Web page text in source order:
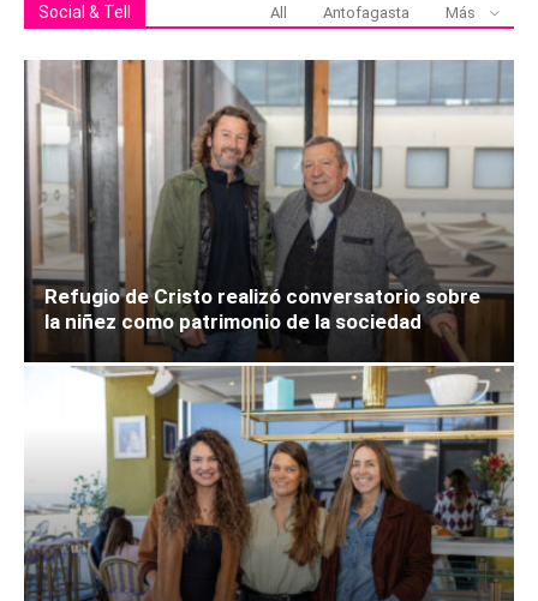
Social & Tell All Antofagasta Más
Refugio de Cristo realizó conversatorio sobre
la niñez como patrimonio de la sociedad